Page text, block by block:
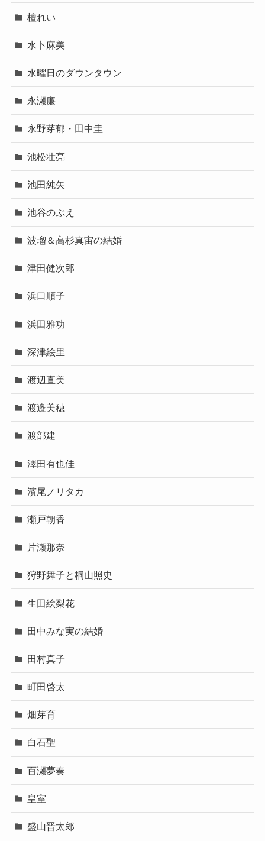
檀れい
水卜麻美
水曜日のダウンタウン
永瀬廉
永野芽郁・田中圭
池松壮亮
池田純矢
池谷のぶえ
波瑠＆高杉真宙の結婚
津田健次郎
浜口順子
浜田雅功
深津絵里
渡辺直美
渡邉美穂
渡部建
澤田有也佳
濱尾ノリタカ
瀬戸朝香
片瀬那奈
狩野舞子と桐山照史
生田絵梨花
田中みな実の結婚
田村真子
町田啓太
畑芽育
白石聖
百瀬夢奏
皇室
盛山晋太郎